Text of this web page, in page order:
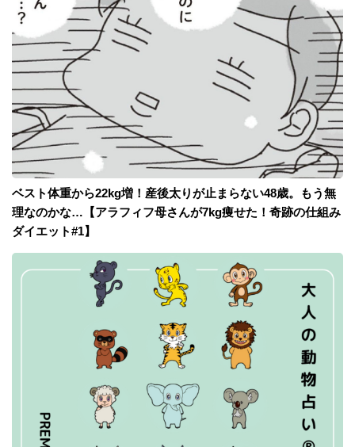
ベスト体重から22kg増！産後太りが止まらない48歳。もう無
理なのかな…【アラフィフ母さんが7kg痩せた！奇跡の仕組み
ダイエット#1】